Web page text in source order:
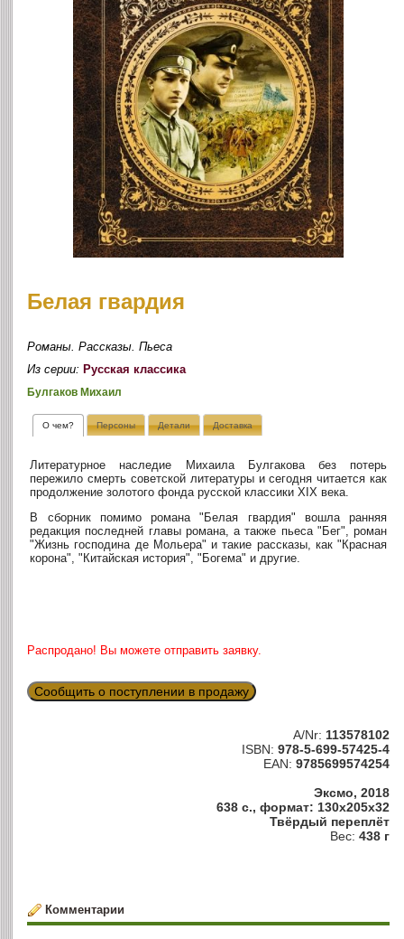
Белая гвардия
Романы. Рассказы. Пьеса
Из серии: Русская классика
Булгаков Михаил
О чем? Персоны Детали Доставка
Литературное наследие Михаила Булгакова без потерь
пережило смерть советской литературы и сегодня читается как
продолжение золотого фонда русской классики ХIХ века.
В сборник помимо романа "Белая гвардия" вошла ранняя
редакция последней главы романа, а также пьеса "Бег", роман
"Жизнь господина де Мольера" и такие рассказы, как "Красная
корона", "Китайская история", "Богема" и другие.
Распродано! Вы можете отправить заявку.
Сообщить о поступлении в продажу
A/Nr: 113578102
ISBN: 978-5-699-57425-4
EAN: 9785699574254
Эксмо, 2018
638 с., формат: 130x205x32
Твёрдый переплёт
Вес: 438 г
Комментарии